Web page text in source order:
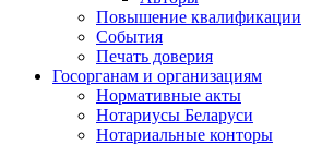
Повышение квалификации
События
Печать доверия
Госорганам и организациям
Нормативные акты
Нотариусы Беларуси
Нотариальные конторы